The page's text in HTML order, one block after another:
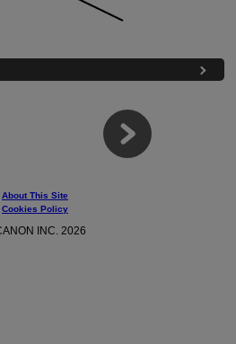
About This Site
Cookies Policy
INC. 2026